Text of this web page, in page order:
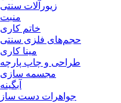
زیورآلات سنتی
منبت
خاتم کاری
حجم‌های فلزی سنتی
مینا کاری
طراحی و چاپ پارچه
مجسمه سازی
آبگینه
جواهرات دست ساز